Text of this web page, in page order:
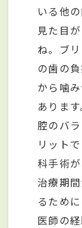
いる他
見た目
ね。ブ
の歯の
から噛
ありま
腔のバ
リット
科手術
治療期
るため
医師の